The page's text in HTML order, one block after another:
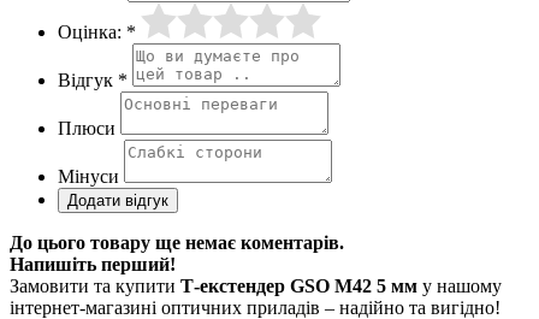
Оцінка: *
Відгук *
Плюси
Мінуси
До цього товару ще немає коментарів.
Напишіть перший!
Замовити та купити Т-екстендер GSO M42 5 мм у нашому
інтернет-магазині оптичних приладів – надійно та вигідно!